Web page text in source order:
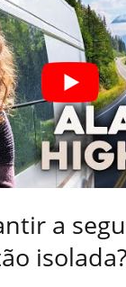
a
isolada?